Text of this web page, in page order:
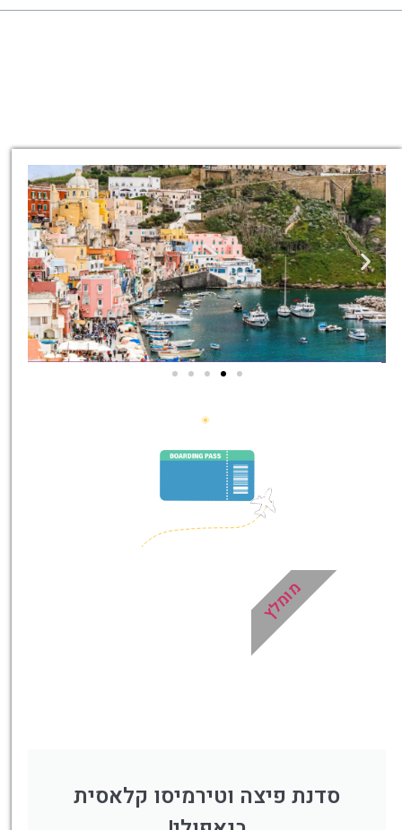
הדרכה מקצועית ואינפורמטיבית
במיוחד עבורכם!
לחצו פה!
סדנת פיצה וטירמיסו קלאסית
מומלץ